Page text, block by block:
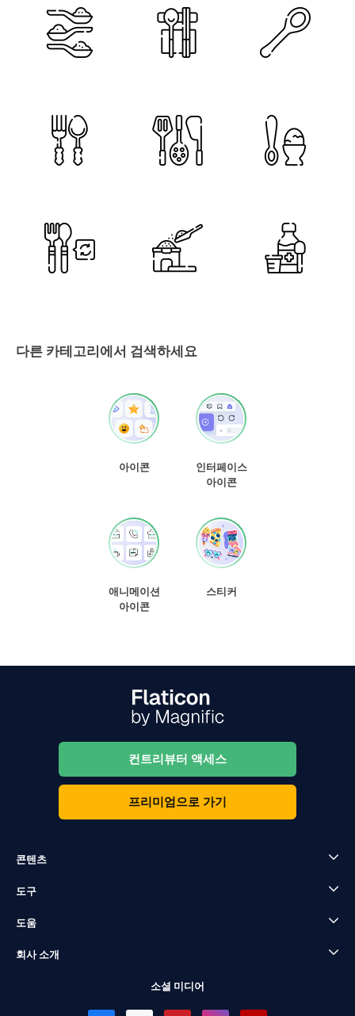
다른 카테고리에서 검색하세요
아이콘
인터페이스
아이콘
애니메이션
아이콘
스티커
컨트리뷰터 액세스
프리미엄으로 가기
콘텐츠
도구
도움
회사 소개
소셜 미디어